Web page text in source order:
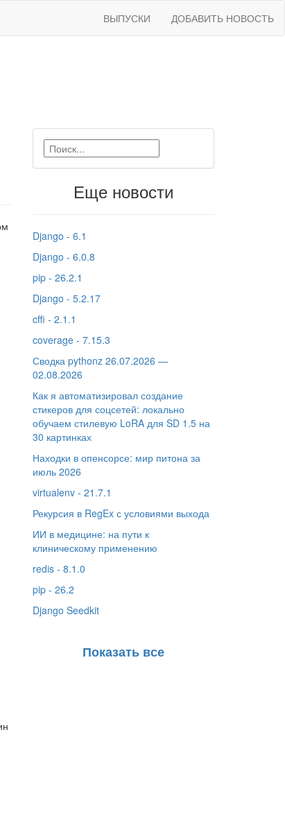
ВЫПУСКИ ДОБАВИТЬ НОВОСТЬ
Еще новости
Django - 6.1
Django - 6.0.8
pip - 26.2.1
Django - 5.2.17
cffi - 2.1.1
coverage - 7.15.3
Сводка pythonz 26.07.2026 —
02.08.2026
Как я автоматизировал создание
стикеров для соцсетей: локально
обучаем стилевую LoRA для SD 1.5 на
30 картинках
Находки в опенсорсе: мир питона за
июль 2026
virtualenv - 21.7.1
Рекурсия в RegEx с условиями выхода
ИИ в медицине: на пути к
клиническому применению
redis - 8.1.0
pip - 26.2
Django Seedkit
Показать все